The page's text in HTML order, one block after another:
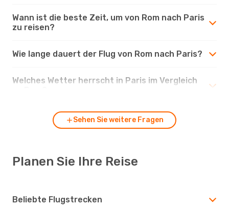
Wann ist die beste Zeit, um von Rom nach Paris
zu reisen?
Wie lange dauert der Flug von Rom nach Paris?
Welches Wetter herrscht in Paris im Vergleich
Sehen Sie weitere Fragen
Planen Sie Ihre Reise
Beliebte Flugstrecken